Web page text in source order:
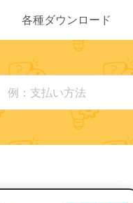
各種ダウンロード